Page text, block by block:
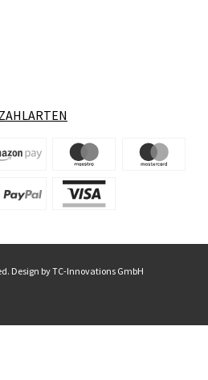
Design byTC-Innovations GmbH